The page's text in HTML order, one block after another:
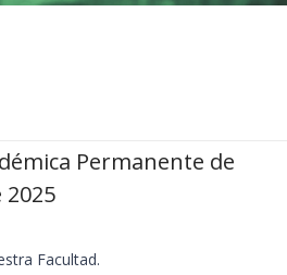
Permanente de
Facultad.